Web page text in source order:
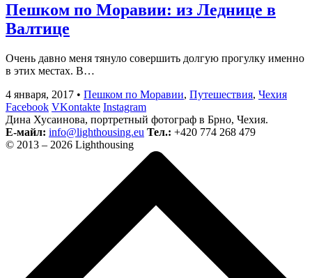
Пешком по Моравии: из Леднице в
Валтице
Очень давно меня тянуло совершить долгую прогулку именно
в этих местах. В…
4 января, 2017 • Пешком по Моравии, Путешествия, Чехия
Facebook VKontakte Instagram
Дина Хусаинова, портретный фотограф в Брно, Чехия.
Е-майл: info@lighthousing.eu Тел.: +420 774 268 479
© 2013 – 2026 Lighthousing